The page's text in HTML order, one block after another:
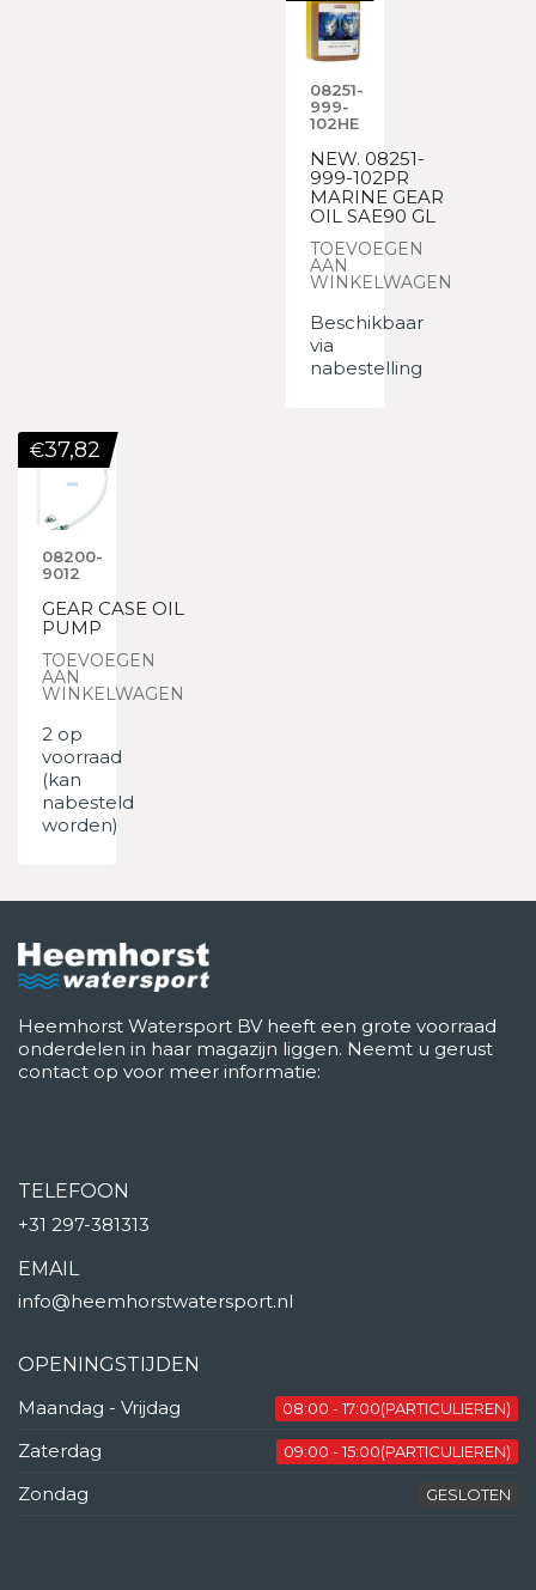
08251-
999-
102HE
NEW. 08251-
999-102PR
MARINE GEAR
OIL SAE90 GL
TOEVOEGEN
AAN
WINKELWAGEN
Beschikbaar
via
nabestelling
08200-
9012
GEAR CASE OIL
PUMP
TOEVOEGEN
AAN
WINKELWAGEN
€37,82
2 op
voorraad
(kan
nabesteld
worden)
Heemhorst Watersport BV heeft een grote voorraad
onderdelen in haar magazijn liggen. Neemt u gerust
contact op voor meer informatie:
TELEFOON
+31 297-381313
EMAIL
info@heemhorstwatersport.nl
OPENINGSTIJDEN
Maandag - Vrijdag
08:00 - 17:00(PARTICULIEREN)
Zaterdag 09:00 - 15:00(PARTICULIEREN)
Zondag GESLOTEN